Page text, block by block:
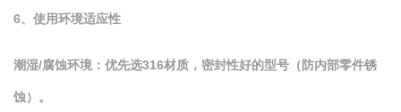
6、使用环境适应性
潮湿/腐蚀环境：优先选316材质，密封性好的型号（防内部零件锈
蚀）。